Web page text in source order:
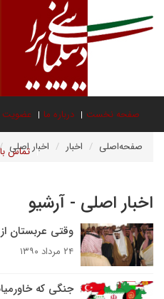
صفحه نخست درباره ما عضویت
تماس صفحه‌اصلی اخبار اخبار اصلی
اخبار اصلی - آرشیو
وقتی عربستان
۲۴ مرداد ۱۳۹۰
جنگی که